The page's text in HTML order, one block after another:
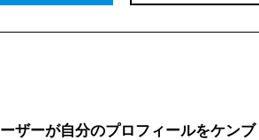
ザーが自分のプロフィールをケンブ